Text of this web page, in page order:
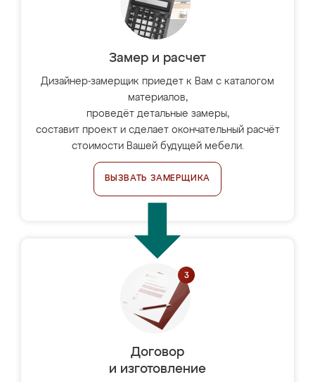
Замер и расчет
Дизайнер-замерщик приедет к Вам с каталогом
материалов,
проведёт детальные замеры,
составит проект и сделает окончательный расчёт
стоимости Вашей будущей мебели.
ВЫЗВАТЬ ЗАМЕРЩИКА
Договор
и изготовление